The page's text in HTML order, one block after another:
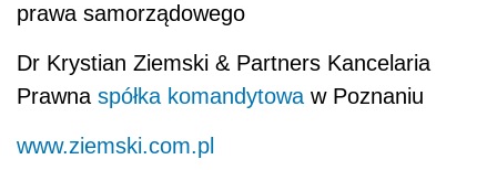
prawa samorządowego
Dr Krystian Ziemski & Partners Kancelaria
Prawna spółka komandytowa w Poznaniu
www.ziemski.com.pl